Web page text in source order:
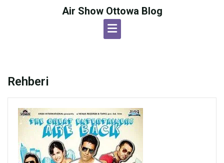
Air Show Ottowa Blog
Rehberi